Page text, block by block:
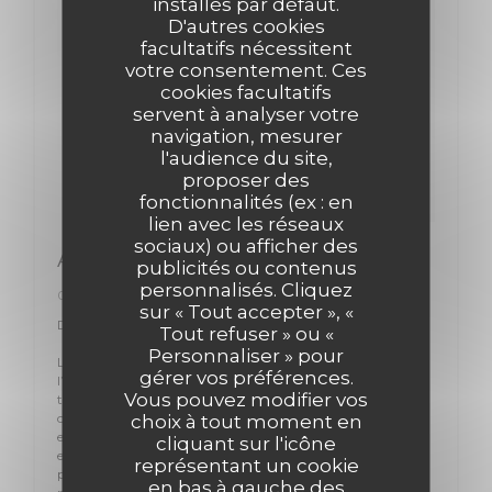
D'autres cookies
facultatifs nécessitent
votre consentement. Ces
cookies facultatifs
servent à analyser votre
navigation, mesurer
l'audience du site,
proposer des
fonctionnalités (ex : en
lien avec les réseaux
sociaux) ou afficher des
publicités ou contenus
personnalisés. Cliquez
sur « Tout accepter », «
Tout refuser » ou «
Personnaliser » pour
gérer vos préférences.
Vous pouvez modifier vos
choix à tout moment en
cliquant sur l'icône
représentant un cookie
en bas à gauche des
Académie des vins anciens
06/06/2017
Déjeuner au restaurant H. Kitchenmardi, 6 juin 2017
Le déjeuner périodique entre frères et sœurs se tient à
l’invitation de ma sœur au restaurant H. Kitchen. Le lieu est
tout petit, moins de dix tables sans doute, avec le chef en
cuisine et une personne en salle. Le chef Hidenori Kitaguchi
est japonais, qui grossit l’armée de chefs japonais qui ont
envahi Paris, pour notre plus grand plaisir. La salle est un
peu triste. La carte des vins est particulièrement chiche,